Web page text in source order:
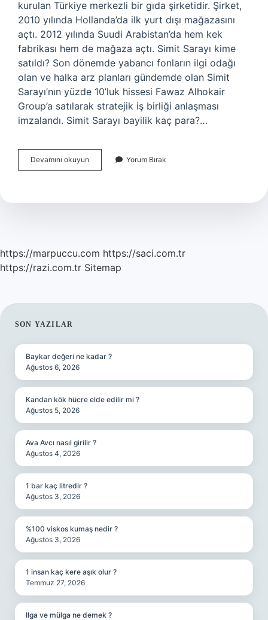
kurulan Türkiye merkezli bir gıda şirketidir. Şirket,
2010 yılında Hollanda’da ilk yurt dışı mağazasını
açtı. 2012 yılında Suudi Arabistan’da hem kek
fabrikası hem de mağaza açtı. Simit Sarayı kime
satıldı? Son dönemde yabancı fonların ilgi odağı
olan ve halka arz planları gündemde olan Simit
Sarayı’nın yüzde 10’luk hissesi Fawaz Alhokair
Group’a satılarak stratejik iş birliği anlaşması
imzalandı. Simit Sarayı bayilik kaç para?…
Devamını okuyun
Dünyası
Kuruldu
Yorum Bırak
https://marpuccu.com https://saci.com.tr
https://razi.com.tr Sitemap
SIDEBAR
SON YAZILAR
Baykar değeri ne kadar ?
Ağustos 6, 2026
Kandan kök hücre elde edilir mi ?
Ağustos 5, 2026
Ava Avcı nasıl girilir ?
Ağustos 4, 2026
1 bar kaç litredir ?
Ağustos 3, 2026
%100 viskos kumaş nedir ?
Ağustos 3, 2026
1 insan kaç kere aşık olur ?
Temmuz 27, 2026
Ilga ve mülga ne demek ?